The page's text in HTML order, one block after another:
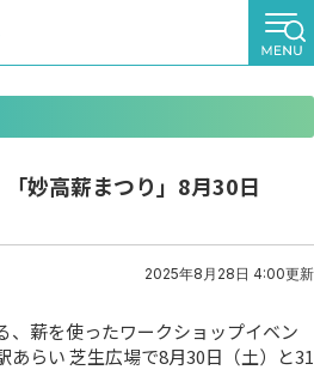
妙高薪まつり」8月30日
2025年8月28日 4:00更新
、薪を使ったワークショップイベン
あらい 芝生広場で8月30日（土）と31